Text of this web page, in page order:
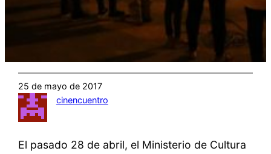
25 de mayo de 2017
cinencuentro
El pasado 28 de abril, el Ministerio de Cultura